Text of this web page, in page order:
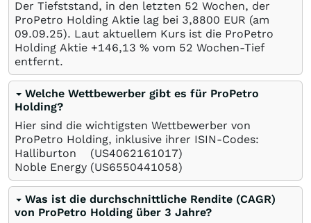
Der Tiefststand, in den letzten 52 Wochen, der
ProPetro Holding Aktie lag bei 3,8800 EUR (am
09.09.25). Laut aktuellem Kurs ist die ProPetro
Holding Aktie +146,13 % vom 52 Wochen-Tief
entfernt.
Welche Wettbewerber gibt es für ProPetro
Holding?
Hier sind die wichtigsten Wettbewerber von
ProPetro Holding, inklusive ihrer ISIN-Codes:
Halliburton
(US4062161017)
Noble Energy (US6550441058)
Was ist die durchschnittliche Rendite (CAGR)
von ProPetro Holding über 3 Jahre?